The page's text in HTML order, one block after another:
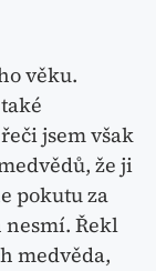
věku.
jsem však
že ji
pokutu za
nesmí. Řekl
medvěda,